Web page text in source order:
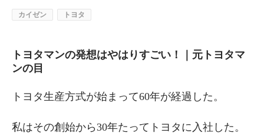
カイゼン トヨタ
トヨタマンの発想はやはりすごい！｜元トヨタマ
ンの目
トヨタ生産方式が始まって60年が経過した。
私はその創始から30年たってトヨタに入社した。